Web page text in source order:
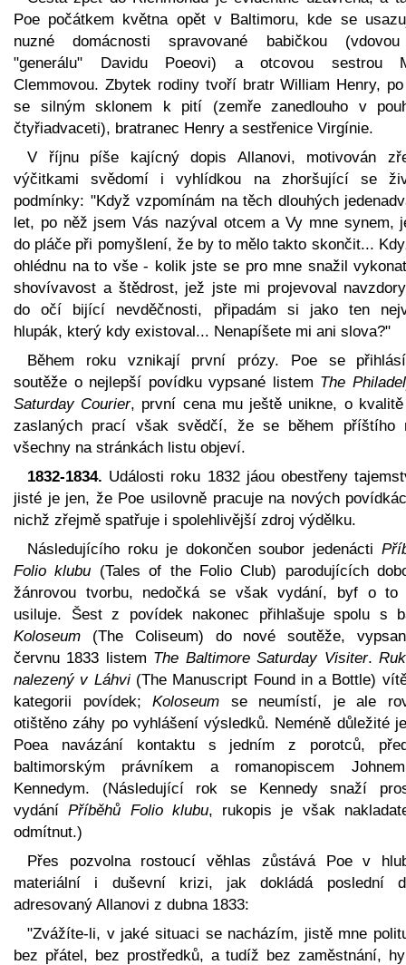
Poe počátkem května opět v Baltimoru, kde se
nuzné domácnosti spravované babičkou
"generálu" Davidu Poeovi) a otcovou sestrou
Clemmovou. Zbytek rodiny tvoří bratr William Henry,
se silným sklonem k pití (zemře zanedlouho v
čtyřiadvaceti), bratranec Henry a sestřenice Virgínie.
V říjnu píše kajícný dopis Allanovi, motivován
výčitkami svědomí i vyhlídkou na zhoršující se
podmínky: "Když vzpomínám na těch dlouhých
let, po něž jsem Vás nazýval otcem a Vy mne synem,
do pláče při pomyšlení, že by to mělo takto skončit...
ohlédnu na to vše - kolik jste se pro mne snažil
shovívavost a štědrost, jež jste mi projevoval
do očí bijící nevděčnosti, připadám si jako ten
hlupák, který kdy existoval... Nenapíšete mi ani slova?"
Během roku vznikají první prózy. Poe se
soutěže o nejlepší povídku vypsané listem The
Saturday Courier, první cena mu ještě unikne, o
zaslaných prací však svědčí, že se během příštího
všechny na stránkách listu objeví.
1832-1834. Události roku 1832 jáou obestřeny
jisté je jen, že Poe usilovně pracuje na nových
nichž zřejmě spatřuje i spolehlivější zdroj výdělku.
Následujícího roku je dokončen soubor jedenácti
Folio klubu (Tales of the Folio Club) parodujících
žánrovou tvorbu, nedočká se však vydání, byf o to
usiluje. Šest z povídek nakonec přihlašuje spolu s
Koloseum (The Coliseum) do nové soutěže,
červnu 1833 listem The Baltimore Saturday Visiter.
nalezený v Láhvi(The Manuscript Found in a Bottle)
kategorii povídek;Koloseum se neumístí, je ale
otištěno záhy po vyhlášení výsledků. Neméně důležité
Poea navázání kontaktu s jedním z porotců,
baltimorským právníkem a romanopiscem
Kennedym. (Následující rok se Kennedy snaží
vydáníPříběhů Folio klubu, rukopis je však
odmítnut.)
Přes pozvolna rostoucí věhlas zůstává Poe v
materiální i duševní krizi, jak dokládá poslední
adresovaný Allanovi z dubna 1833:
"Zvážíte-li, v jaké situaci se nacházím, jistě mne
bez přátel, bez prostředků, a tudíž bez zaměstnání,